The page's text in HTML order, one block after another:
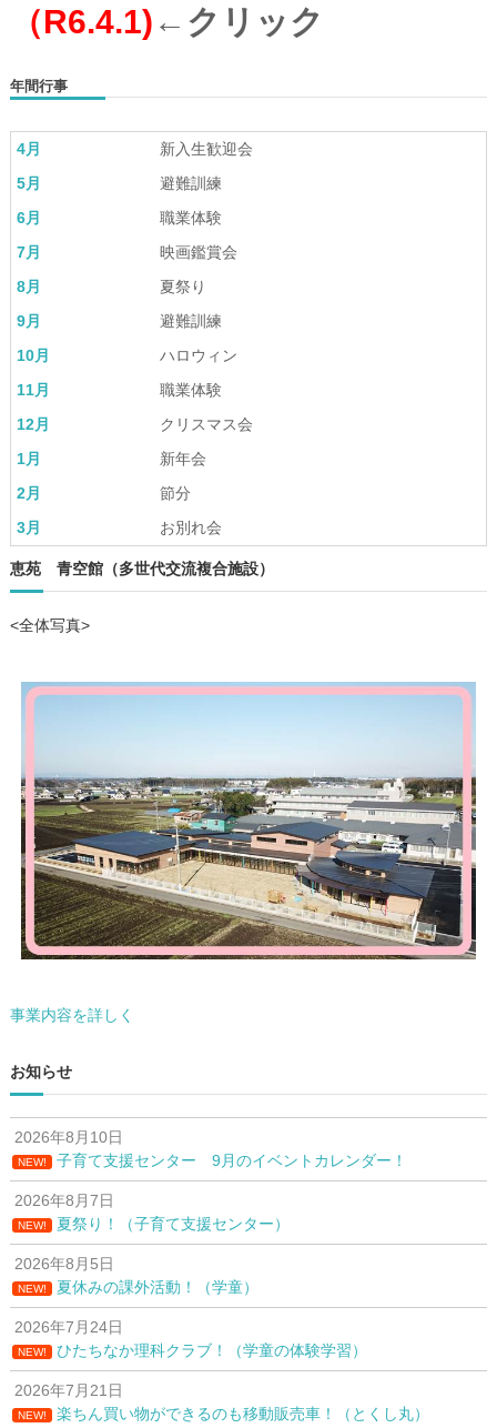
（R6.4.1) ←クリック
年間行事
4月
新入生歓迎会
5月
避難訓練
6月
職業体験
7月
映画鑑賞会
8月
夏祭り
9月
避難訓練
10月
ハロウィン
11月
職業体験
12月
クリスマス会
1月
新年会
2月
節分
3月
お別れ会
恵苑 青空館（多世代交流複合施設）
<全体写真>
事業内容を詳しく
お知らせ
2026年8月10日
NEW! 子育て支援センター 9月のイベントカレンダー！
2026年8月7日
NEW! 夏祭り！（子育て支援センター）
2026年8月5日
NEW! 夏休みの課外活動！（学童）
2026年7月24日
NEW! ひたちなか理科クラブ！（学童の体験学習）
2026年7月21日
NEW! 楽ちん買い物ができるのも移動販売車！（とくし丸）